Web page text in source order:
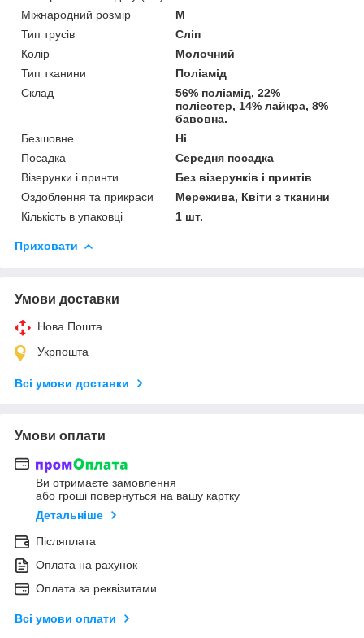
Міжнародний розмір
M
Тип трусів
Сліп
Колір
Молочний
Тип тканини
Поліамід
Склад
56% поліамід, 22%
поліестер, 14% лайкра, 8%
бавовна.
Безшовне
Ні
Посадка
Середня посадка
Візерунки і принти
Без візерунків і принтів
Оздоблення та прикраси
Мережива, Квіти з тканини
Кількість в упаковці
1 шт.
Приховати
Умови доставки
Нова Пошта
Укрпошта
Всі умови доставки
Умови оплати
Ви отримаєте замовлення
або гроші повернуться на вашу картку
Детальніше
Післяплата
Оплата на рахунок
Оплата за реквізитами
Всі умови оплати